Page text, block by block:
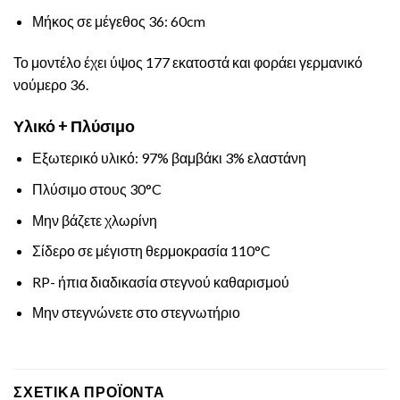
Μήκος σε μέγεθος 36: 60cm
Το μοντέλο έχει ύψος 177 εκατοστά και φοράει γερμανικό
νούμερο 36.
Υλικό + Πλύσιμο
Εξωτερικό υλικό: 97% βαμβάκι 3% ελαστάνη
Πλύσιμο στους 30°C
Μην βάζετε χλωρίνη
Σίδερο σε μέγιστη θερμοκρασία 110°C
RP- ήπια διαδικασία στεγνού καθαρισμού
Μην στεγνώνετε στο στεγνωτήριο
ΣΧΕΤΙΚΆ ΠΡΟΪΌΝΤΑ